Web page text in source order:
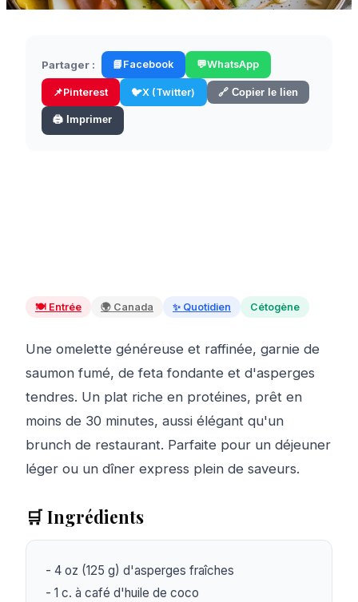
Partager : 📘 Facebook 💬WhatsApp
📌Pinterest 🐦X (Twitter) 🔗 Copier le lien
🖨️ Imprimer
🍽️ Entrée 🌍 Canada ✨ Quotidien Cétogène
Une omelette généreuse et raffinée, garnie de
saumon fumé, de feta fondante et d'asperges
tendres. Un plat riche en protéines, prêt en
moins de 30 minutes, aussi élégant qu'un
brunch de restaurant. Parfaite pour un déjeuner
léger ou un dîner express plein de saveurs.
🛒 Ingrédients
- 4 oz (125 g) d'asperges fraîches
- 1 c. à café d'huile de coco